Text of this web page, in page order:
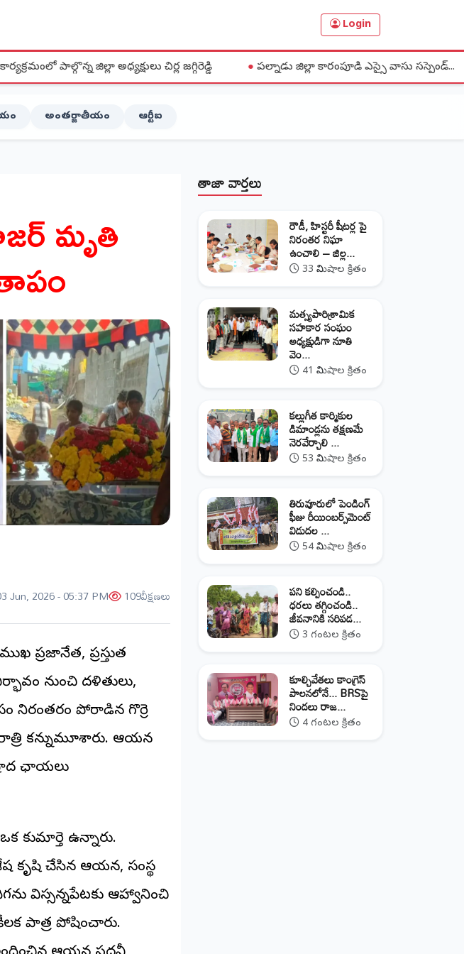
Login
అధ్యక్షులు చిర్ల జగ్గిరెడ్డి ●పల్నాడు జిల్లా కారంపూడి ఎస్సై వాసు సస్పెండ్... ●
అంతర్జాతీయం ఆర్టీఐ
మృతి
Jun, 2026 - 05:37 PM 109వీక్షణలు
ప్రజానేత, ప్రస్తుత
నుంచి దళితులు,
నిరంతరం పోరాడిన గొర్రె
కన్నుమూశారు. ఆయన
ఛాయలు
కుమార్తె ఉన్నారు.
కృషి చేసిన ఆయన, సంస్థ
విస్సన్నపేటకు ఆహ్వానించి
పాత్ర పోషించారు.
తాజా వార్తలు
రౌడీ, హిస్టరీ షీటర్ల పై
నిరంతర నిఘా
ఉంచాలి – జిల్ల...
33 నిమిషాల క్రితం
మత్స్యపారిశ్రామిక
సహకార సంఘం
అధ్యక్షుడిగా నూతి
వెం...
41 నిమిషాల క్రితం
కల్లుగీత కార్మికుల
డిమాండ్లను తక్షణమే
నెరవేర్చాలి ...
53 నిమిషాల క్రితం
తిరువూరులో పెండింగ్
ఫీజు రీయింబర్స్‌మెంట్
విడుదల ...
54 నిమిషాల క్రితం
పని కల్పించండి..
ధరలు తగ్గించండి..
జీవనానికి సరిపడ...
3 గంటల క్రితం
కూల్చివేతలు కాంగ్రెస్
పాలనలోనే... BRSపై
నిందలు రాజ...
4 గంటల క్రితం